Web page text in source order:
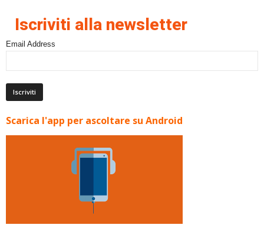
Iscriviti alla newsletter
Email Address
Scarica l'app per ascoltare su Android